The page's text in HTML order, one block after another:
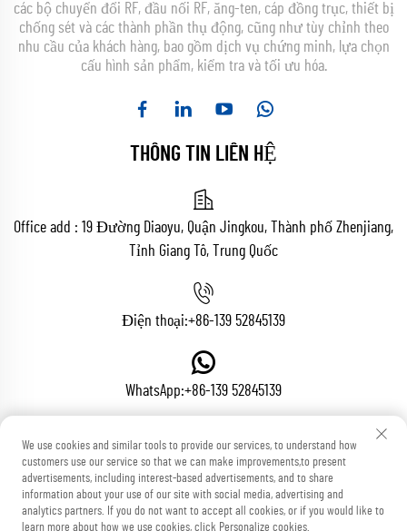
các bộ chuyển đổi RF, đầu nối RF, ăng-ten, cáp đồng trục, thiết bị
chống sét và các thành phần thụ động, cũng như tùy chỉnh theo
nhu cầu của khách hàng, bao gồm dịch vụ chứng minh, lựa chọn
cấu hình sản phẩm, kiểm tra và tối ưu hóa.
THÔNG TIN LIÊN HỆ
Office add : 19 Đường Diaoyu, Quận Jingkou, Thành phố Zhenjiang,
Tỉnh Giang Tô, Trung Quốc
Điện thoại:+86-139 52845139
WhatsApp:+86-139 52845139
Email:[email protected]
We use cookies and similar tools to provide our services, to understand how
customers use our service so that we can make improvements,to present
advertisements, including interest-based advertisements, and to share
information about your use of our site with social media, advertising and
analytics partners. If you do not want to accept all cookies, or if you would like to
learn more about how we use cookies, click Personalize cookies.